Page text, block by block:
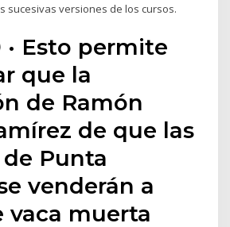
sucesivas versiones de los cursos.
· Esto permite
que la
de Ramón
de que las
Punta
venderán a
vaca muerta